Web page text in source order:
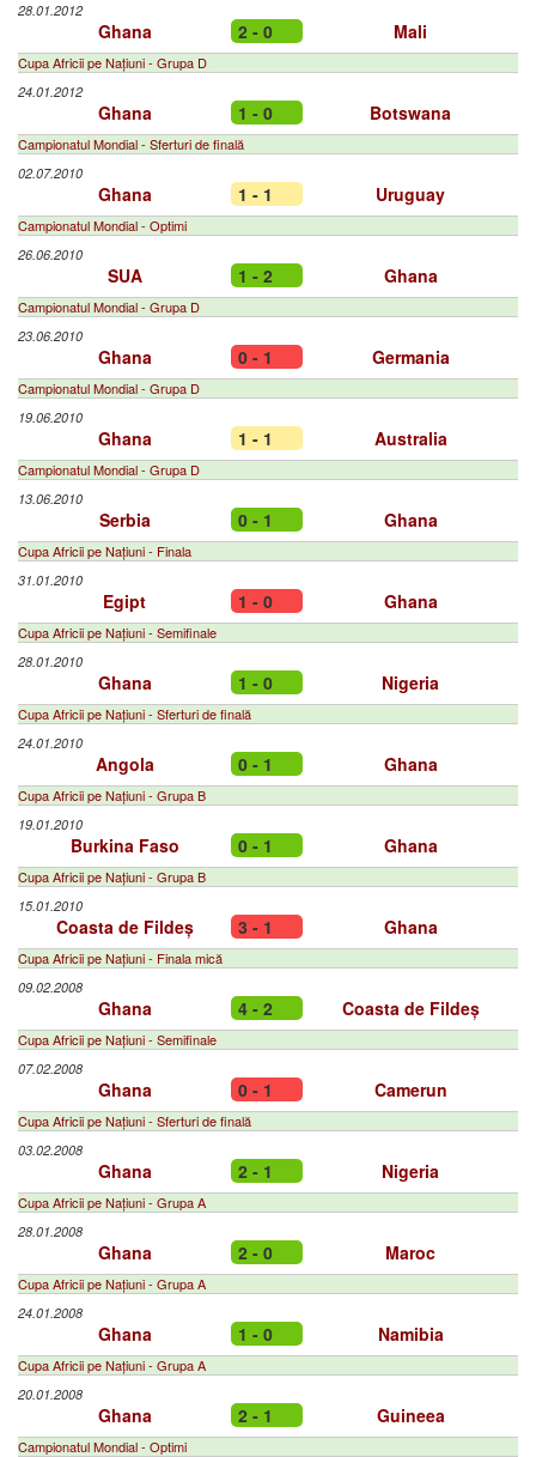
28.01.2012
Ghana 2 - 0 Mali
Cupa Africii pe Națiuni - Grupa D
24.01.2012
Ghana 1 - 0 Botswana
Campionatul Mondial - Sferturi de finală
02.07.2010
Ghana 1 - 1 Uruguay
Campionatul Mondial - Optimi
26.06.2010
SUA 1 - 2 Ghana
Campionatul Mondial - Grupa D
23.06.2010
Ghana 0 - 1 Germania
Campionatul Mondial - Grupa D
19.06.2010
Ghana 1 - 1 Australia
Campionatul Mondial - Grupa D
13.06.2010
Serbia 0 - 1 Ghana
Cupa Africii pe Națiuni - Finala
31.01.2010
Egipt 1 - 0 Ghana
Cupa Africii pe Națiuni - Semifinale
28.01.2010
Ghana 1 - 0 Nigeria
Cupa Africii pe Națiuni - Sferturi de finală
24.01.2010
Angola 0 - 1 Ghana
Cupa Africii pe Națiuni - Grupa B
19.01.2010
Burkina Faso 0 - 1 Ghana
Cupa Africii pe Națiuni - Grupa B
15.01.2010
Coasta de Fildeș 3 - 1 Ghana
Cupa Africii pe Națiuni - Finala mică
09.02.2008
Ghana 4 - 2 Coasta de Fildeș
Cupa Africii pe Națiuni - Semifinale
07.02.2008
Ghana 0 - 1 Camerun
Cupa Africii pe Națiuni - Sferturi de finală
03.02.2008
Ghana 2 - 1 Nigeria
Cupa Africii pe Națiuni - Grupa A
28.01.2008
Ghana 2 - 0 Maroc
Cupa Africii pe Națiuni - Grupa A
24.01.2008
Ghana 1 - 0 Namibia
Cupa Africii pe Națiuni - Grupa A
20.01.2008
Ghana 2 - 1 Guineea
Campionatul Mondial - Optimi